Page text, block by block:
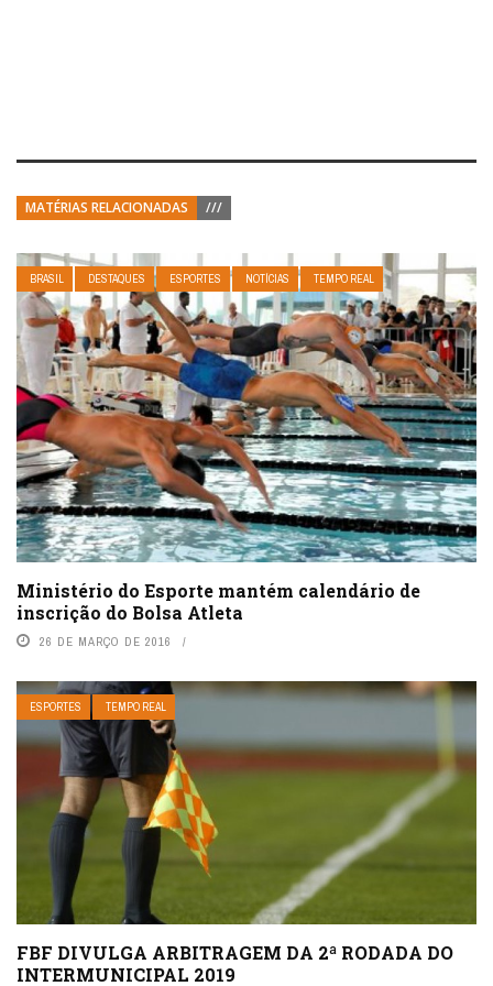
MATÉRIAS RELACIONADAS ///
BRASIL DESTAQUES ESPORTES NOTÍCIAS TEMPO REAL
Ministério do Esporte mantém calendário de
inscrição do Bolsa Atleta
26 DE MARÇO DE 2016
ESPORTES TEMPO REAL
FBF DIVULGA ARBITRAGEM DA 2ª RODADA DO
INTERMUNICIPAL 2019